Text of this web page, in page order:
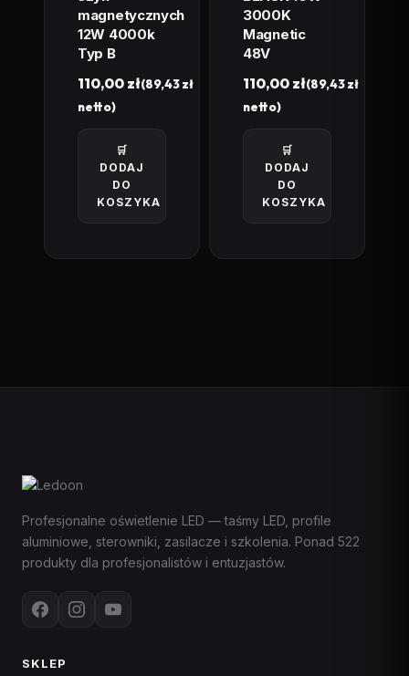
magnetycznych
12W 4000k
Typ B
110,00 zł(89,43zł
netto)
🛒
DODAJ
DO
KOSZYKA
3000K
Magnetic
48V
110,00 zł(89,43zł
netto)
🛒
DODAJ
DO
KOSZYKA
Profesjonalne oświetlenie LED — taśmy LED, profile
aluminiowe, sterowniki, zasilacze i szkolenia. Ponad 522
produkty dla profesjonalistów i entuzjastów.
SKLEP